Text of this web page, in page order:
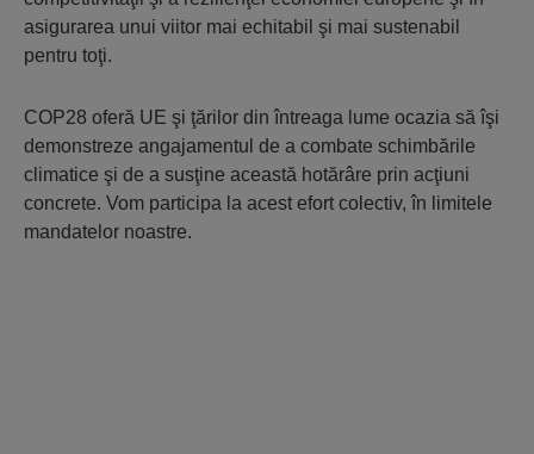
asigurarea unui viitor mai echitabil şi mai sustenabil
pentru toţi.
COP28 oferă UE şi ţărilor din întreaga lume ocazia să îşi
demonstreze angajamentul de a combate schimbările
climatice şi de a susţine această hotărâre prin acţiuni
concrete. Vom participa la acest efort colectiv, în limitele
mandatelor noastre.